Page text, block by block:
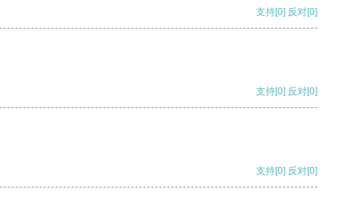
支持[0] 反对[0]
支持[0] 反对[0]
支持[0] 反对[0]